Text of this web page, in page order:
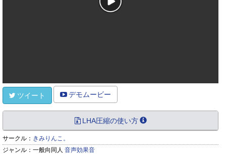
ツイート デモムービー
LHA圧縮の使い方
サークル： きみりんこ。
ジャンル： 一般向同人 音声効果音